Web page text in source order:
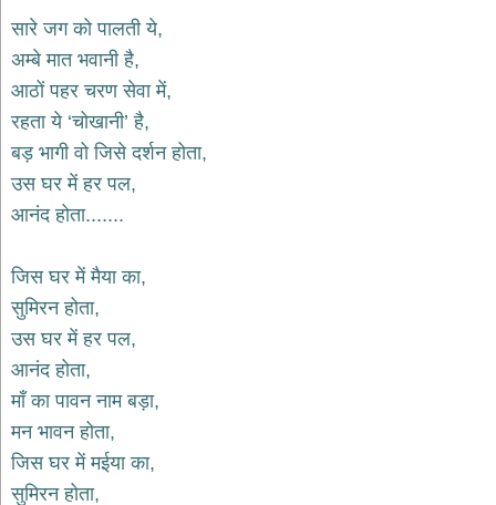
भजन
raam
गुरुदेव
भजन
gurudev
bhajans
विविध
भजन
miscellaneous
विष्णु
भजन
bhajans
बाबा
बालक
नाथ
भजन
baba
nath
सारे जग को पालती ये,
अम्बे मात भवानी है,
आठों पहर चरण सेवा में,
रहता ये ‘चोखानी’ है,
बड़ भागी वो जिसे दर्शन होता,
उस घर में हर पल,
आनंद होता.......
जिस घर में मैया का,
सुमिरन होता,
उस घर में हर पल,
आनंद होता,
माँ का पावन नाम बड़ा,
मन भावन होता,
जिस घर में मईया का,
सुमिरन होता,